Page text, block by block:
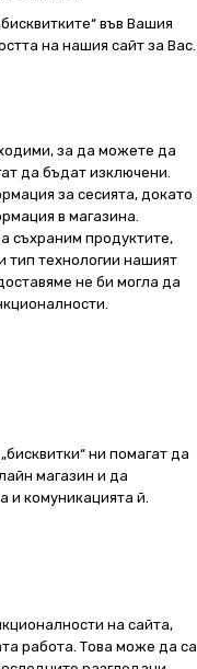
във Вашия
на нашия сайт за Вас.
за да можете да
да бъдат изключени.
за сесията, докато
в магазина.
съхраним продуктите,
тип технологии нашият
не би могла да
ни помагат да
магазин и да
и комуникацията й.
на сайта,
работа. Това може да са